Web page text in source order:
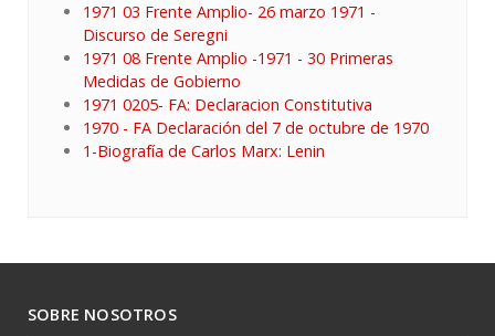
1971 03 Frente Amplio- 26 marzo 1971 -
Discurso de Seregni
1971 08 Frente Amplio -1971 - 30 Primeras
Medidas de Gobierno
1971 0205- FA: Declaracion Constitutiva
1970 - FA Declaración del 7 de octubre de 1970
1-Biografía de Carlos Marx: Lenin
SOBRE NOSOTROS